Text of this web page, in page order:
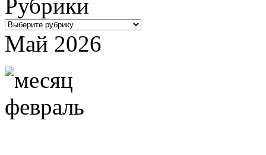
Рубрики
Рубрики
Май 2026